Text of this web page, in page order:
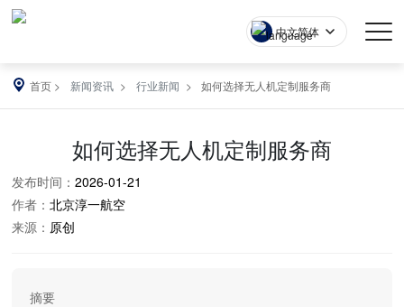
中文简体
首页 新闻资讯 行业新闻 如何选择无人机定制服务商
如何选择无人机定制服务商
发布时间：2026-01-21
作者：北京淳一航空
来源： 原创
摘要